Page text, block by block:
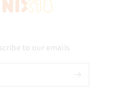
to our emails